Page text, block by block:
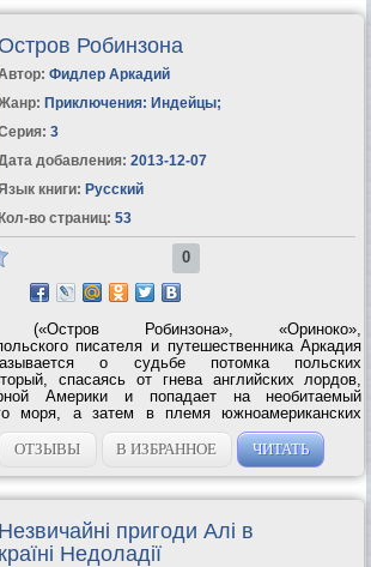
Остров Робинзона
Фидлер Аркадий
Приключения: Индейцы;
3
добавления: 2013-12-07
книги: Русский
Кол-во страниц: 53
0
Робинзона», «Ориноко»,
писателя и путешественника Аркадия
о судьбе потомка польских
спасаясь от гнева английских лордов,
Америки и попадает на необитаемый
моря, а затем в племя южноамериканских
и возглавляет их борьбу против...
ОТЗЫВЫ В ИЗБРАННОЕ ЧИТАТЬ
Незвичайні пригоди Алі в
країні Недоладії